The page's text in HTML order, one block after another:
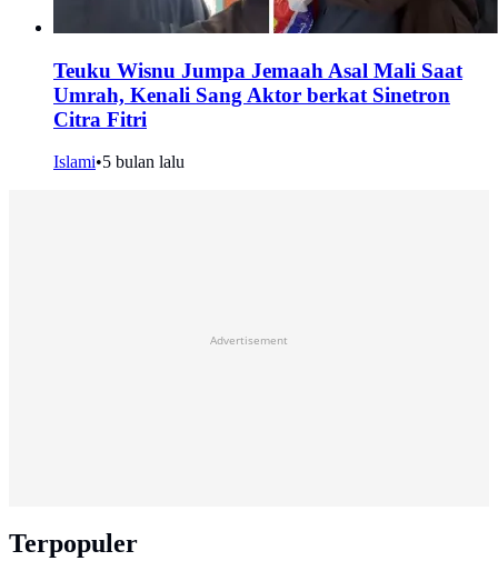
Teuku Wisnu Jumpa Jemaah Asal Mali Saat
Umrah, Kenali Sang Aktor berkat Sinetron
Citra Fitri
Islami•5 bulan lalu
Advertisement
Terpopuler